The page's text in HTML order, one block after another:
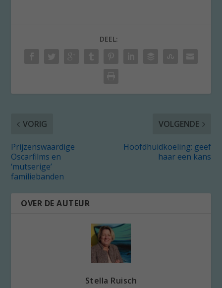
DEEL:
VORIG
Prijzenswaardige
Oscarfilms en
‘mutserige’
familiebanden
VOLGENDE
Hoofdhuidkoeling: geef
haar een kans
OVER DE AUTEUR
Stella Ruisch